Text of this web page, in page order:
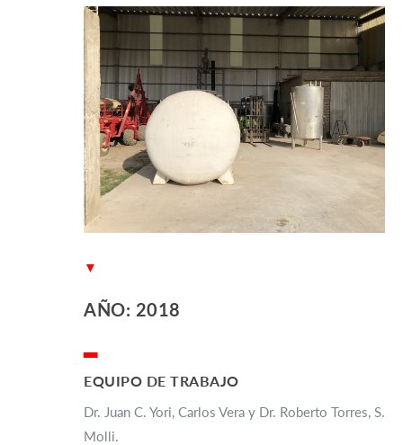
▼
AÑO: 2018
EQUIPO DE TRABAJO
Dr. Juan C. Yori, Carlos Vera y Dr. Roberto Torres, S.
Molli.